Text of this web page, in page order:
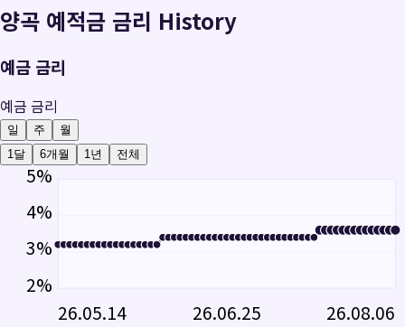
양곡 예적금 금리 History
예금 금리
예금 금리
일 주
월
1달
6개월 1년 전체
5%
4%
3%
2%
26.05.14
26.06.25 26.08.06